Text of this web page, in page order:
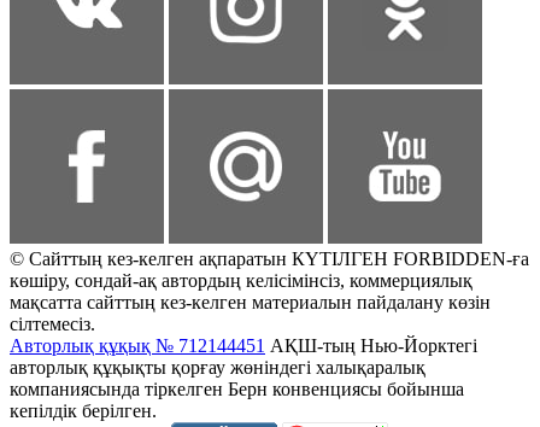
© Сайттың кез-келген ақпаратын КҮТІЛГЕН FORBIDDEN-ға
көшіру, сондай-ақ автордың келісімінсіз, коммерциялық
мақсатта сайттың кез-келген материалын пайдалану көзін
сілтемесіз.
Авторлық құқық № 712144451 АҚШ-тың Нью-Йорктегі
авторлық құқықты қорғау жөніндегі халықаралық
компаниясында тіркелген Берн конвенциясы бойынша
кепілдік берілген.